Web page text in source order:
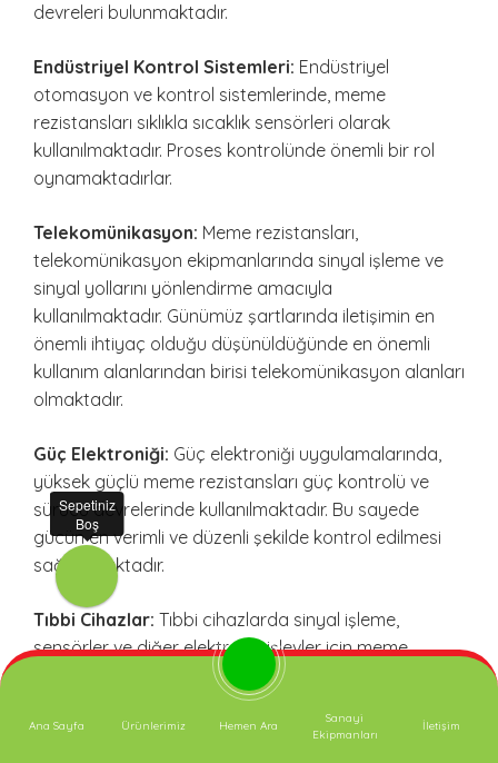
devreleri bulunmaktadır.
Endüstriyel Kontrol Sistemleri: Endüstriyel
otomasyon ve kontrol sistemlerinde, meme
rezistansları sıklıkla sıcaklık sensörleri olarak
kullanılmaktadır. Proses kontrolünde önemli bir rol
oynamaktadırlar.
Telekomünikasyon: Meme rezistansları,
telekomünikasyon ekipmanlarında sinyal işleme ve
sinyal yollarını yönlendirme amacıyla
kullanılmaktadır. Günümüz şartlarında iletişimin en
önemli ihtiyaç olduğu düşünüldüğünde en önemli
kullanım alanlarından birisi telekomünikasyon alanları
olmaktadır.
Güç Elektroniği: Güç elektroniği uygulamalarında,
yüksek güçlü meme rezistansları güç kontrolü ve
sürücü devrelerinde kullanılmaktadır. Bu sayede
gücün en verimli ve düzenli şekilde kontrol edilmesi
sağlanmaktadır.
Tıbbi Cihazlar: Tıbbi cihazlarda sinyal işleme,
sensörler ve diğer elektronik işlevler için meme
rezistansları kullanılmaktadır. Tıbbi cihazlar
durumlarına göre hem yüksek hassasiyet, hem
yüksek ısı hem de düşük ısılarda çalışabilmektedir.
Ana Sayfa Ürünlerimiz Hemen Ara
Sanayi
Ekipmanları
İletişim
Sepetiniz
Boş